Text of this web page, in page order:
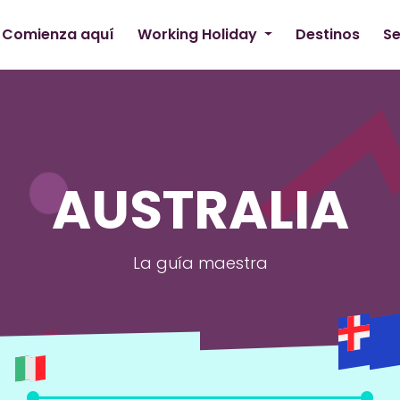
Comienza aquí Working Holiday Destinos
AUSTRALIA
La guía maestra